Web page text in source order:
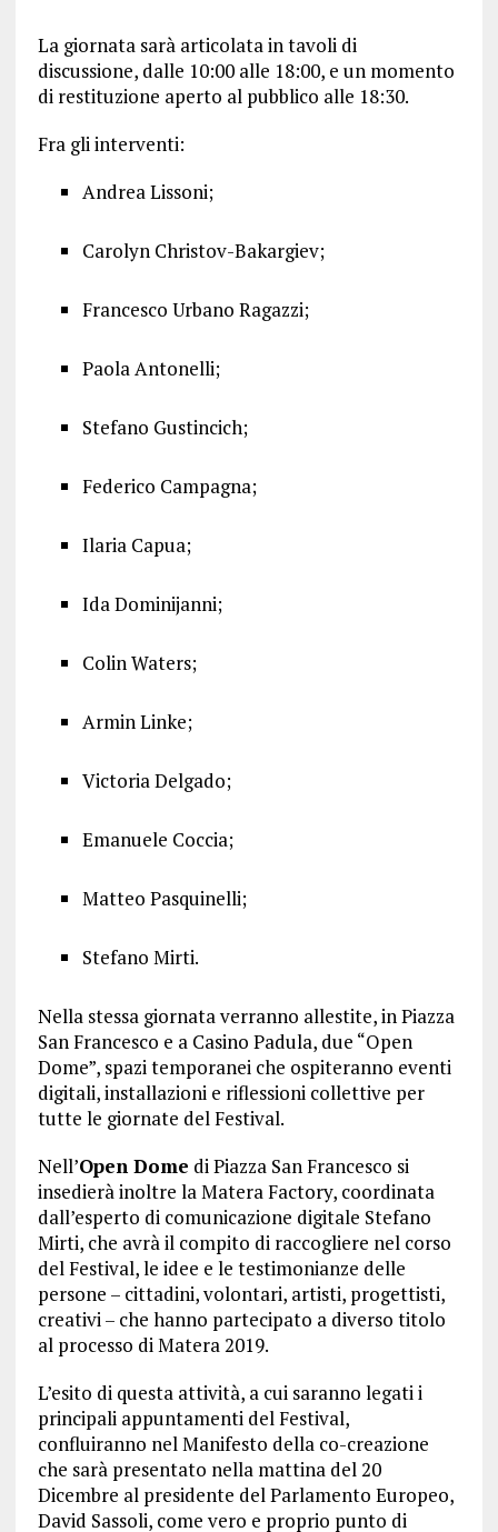
La giornata sarà articolata in tavoli di
discussione, dalle 10:00 alle 18:00, e un momento
di restituzione aperto al pubblico alle 18:30.
Fra gli interventi:
Andrea Lissoni;
Carolyn Christov-Bakargiev;
Francesco Urbano Ragazzi;
Paola Antonelli;
Stefano Gustincich;
Federico Campagna;
Ilaria Capua;
Ida Dominijanni;
Colin Waters;
Armin Linke;
Victoria Delgado;
Emanuele Coccia;
Matteo Pasquinelli;
Stefano Mirti.
Nella stessa giornata verranno allestite, in Piazza
San Francesco e a Casino Padula, due “Open
Dome”, spazi temporanei che ospiteranno eventi
digitali, installazioni e riflessioni collettive per
tutte le giornate del Festival.
Nell’Open Dome di Piazza San Francesco si
insedierà inoltre la Matera Factory, coordinata
dall’esperto di comunicazione digitale Stefano
Mirti, che avrà il compito di raccogliere nel corso
del Festival, le idee e le testimonianze delle
persone – cittadini, volontari, artisti, progettisti,
creativi – che hanno partecipato a diverso titolo
al processo di Matera 2019.
L’esito di questa attività, a cui saranno legati i
principali appuntamenti del Festival,
confluiranno nel Manifesto della co-creazione
che sarà presentato nella mattina del 20
Dicembre al presidente del Parlamento Europeo,
David Sassoli, come vero e proprio punto di